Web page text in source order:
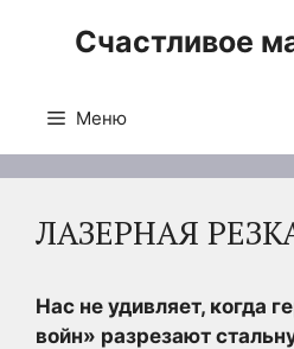
Счастливое
Меню
ЛАЗЕРНАЯ
Нас не удивляет, когда
войн» разрезают